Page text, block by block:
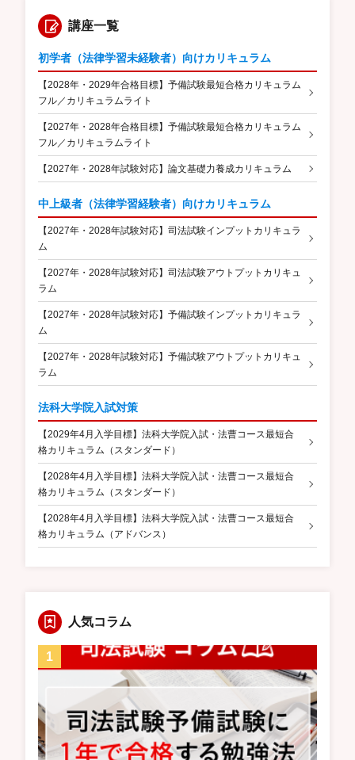
講座一覧
初学者（法律学習未経験者）向けカリキュラム
【2028年・2029年合格目標】予備試験最短合格カリキュラム
フル／カリキュラムライト
【2027年・2028年合格目標】予備試験最短合格カリキュラム
フル／カリキュラムライト
【2027年・2028年試験対応】論文基礎力養成カリキュラム
中上級者（法律学習経験者）向けカリキュラム
【2027年・2028年試験対応】司法試験インプットカリキュラ
ム
【2027年・2028年試験対応】司法試験アウトプットカリキュ
ラム
【2027年・2028年試験対応】予備試験インプットカリキュラ
ム
【2027年・2028年試験対応】予備試験アウトプットカリキュ
ラム
法科大学院入試対策
【2029年4月入学目標】法科大学院入試・法曹コース最短合
格カリキュラム（スタンダード）
【2028年4月入学目標】法科大学院入試・法曹コース最短合
格カリキュラム（スタンダード）
【2028年4月入学目標】法科大学院入試・法曹コース最短合
格カリキュラム（アドバンス）
人気コラム